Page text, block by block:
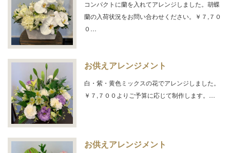
コンパクトに蘭を入れてアレンジしました。胡蝶
蘭の入荷状況をお問い合わせください。￥７,７０
０…
お供えアレンジメント
白・紫・黄色ミックスの花でアレンジしました。
￥７,７００よりご予算に応じて制作します。…
お供えアレンジメント